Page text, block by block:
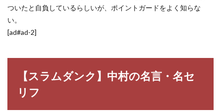
ついたと自負しているらしいが、ポイントガードをよく知らな
い。
[ad#ad-2]
【スラムダンク】中村の名言・名セ
リフ